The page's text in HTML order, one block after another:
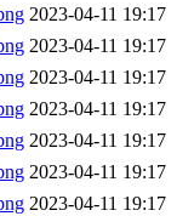
2023-04-11 19:17
2023-04-11 19:17
2023-04-11 19:17
2023-04-11 19:17
2023-04-11 19:17
2023-04-11 19:17
2023-04-11 19:17